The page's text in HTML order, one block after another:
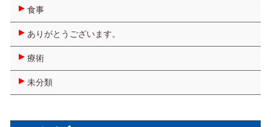
食事
ありがとうございます。
療術
未分類